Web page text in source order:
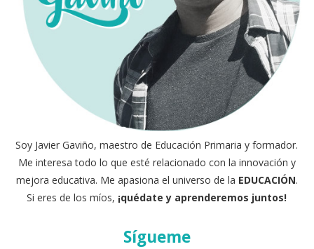
Soy Javier Gaviño, maestro de Educación Primaria y formador.
Me interesa todo lo que esté relacionado con la innovación y
mejora educativa. Me apasiona el universo de la EDUCACIÓN.
Si eres de los míos, ¡quédate y aprenderemos juntos!
Sígueme